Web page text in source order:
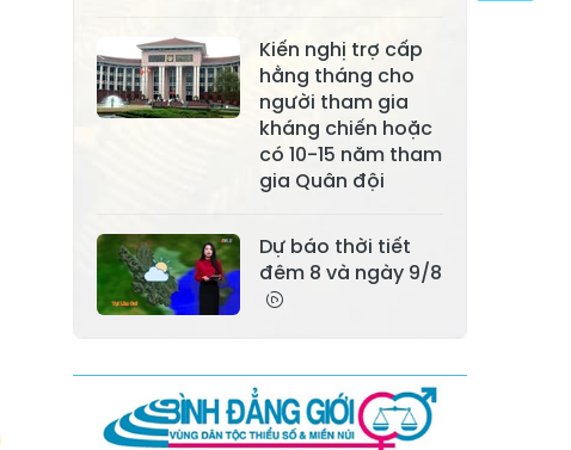
Xã Yên Bình
Xã Bảo Ái
Xã Trấn Yên
Xã Hưng
Khánh
Xã Việt Hồng
Xã Quy Mông
Xã Cốc San
Xã Hợp Thành
Quang
Xã Tằng Loỏng
Xã Gia Phú
Kiến nghị trợ cấp
hằng tháng cho
người tham gia
kháng chiến hoặc
có 10-15 năm tham
gia Quân đội
Dự báo thời tiết
đêm 8 và ngày 9/8